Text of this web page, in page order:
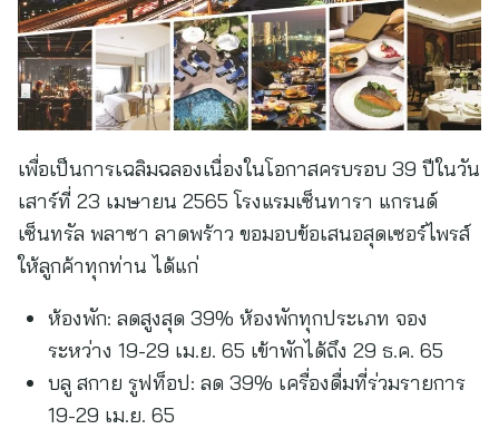
เพื่อเป็นการเฉลิมฉลองเนื่องในโอกาสครบรอบ 39 ปีในวัน
เสาร์ที่ 23 เมษายน 2565 โรงแรมเซ็นทารา แกรนด์
เซ็นทรัล พลาซา ลาดพร้าว ขอมอบข้อเสนอสุดเซอร์ไพรส์
ให้ลูกค้าทุกท่าน ได้แก่
ห้องพัก: ลดสูงสุด 39% ห้องพักทุกประเภท จอง
ระหว่าง 19-29 เม.ย. 65 เข้าพักได้ถึง 29 ธ.ค. 65
บลู สกาย รูฟท็อป: ลด 39% เครื่องดื่มที่ร่วมรายการ
19-29 เม.ย. 65